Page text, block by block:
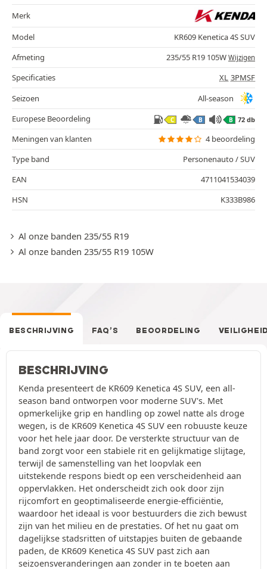
Merk
Model
KR609 Kenetica 4S SUV
Afmeting
235/55 R19 105W Wijzigen
Specificaties XL 3PMSF
Seizoen
All-season
Europese Beoordeling
C B B 72 db
Meningen van klanten
4 beoordeling
Type band
Personenauto / SUV
EAN
4711041534039
HSN
K333B986
Al onze banden 235/55 R19
Al onze banden 235/55 R19 105W
BESCHRIJVING FAQ’S BEOORDELING
BESCHRIJVING
Kenda presenteert de KR609 Kenetica 4S SUV, een all-
season band ontworpen voor moderne SUV's. Met
opmerkelijke grip en handling op zowel natte als droge
wegen, is de KR609 Kenetica 4S SUV een robuuste keuze
voor het hele jaar door. De versterkte structuur van de
band zorgt voor een stabiele rit en gelijkmatige slijtage,
terwijl de samenstelling van het loopvlak een
uitstekende respons biedt op een verscheidenheid aan
oppervlakken. Het onderscheidt zich ook door zijn
rijcomfort en geoptimaliseerde energie-efficiëntie,
waardoor het ideaal is voor bestuurders die zich bewust
zijn van het milieu en de prestaties. Of het nu gaat om
dagelijkse stadsritten of uitstapjes buiten de gebaande
paden, de KR609 Kenetica 4S SUV past zich aan
seizoensveranderingen aan zonder in te boeten aan